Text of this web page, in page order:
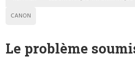
CANON
Le problème